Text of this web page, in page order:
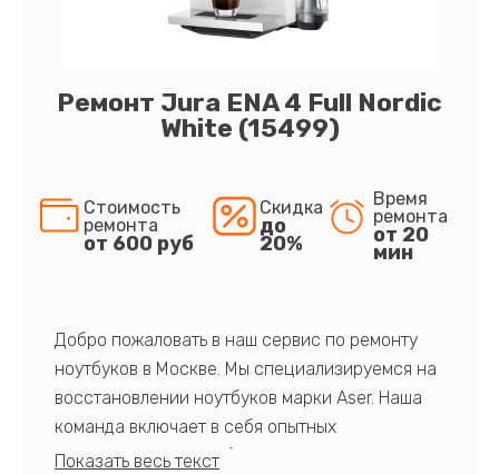
Ремонт Jura ENA 4 Full Nordic
White (15499)
Стоимость
ремонта
от 600 руб
Скидка
до
20%
Время
ремонта
от 20
мин
Добро пожаловать в наш сервис по ремонту
ноутбуков в Москве. Мы специализируемся на
восстановлении ноутбуков марки Aser. Наша
команда включает в себя опытных
профессионалов с обширными знаниями и